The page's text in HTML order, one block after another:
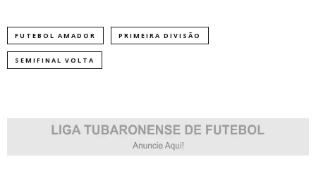
FUTEBOL AMADOR PRIMEIRA DIVISÃO
SEMIFINAL VOLTA